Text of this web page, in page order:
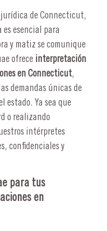
de Connecticut,
esencial para
y matiz se comunique
ofrece interpretación
en Connecticut,
demandas únicas de
estado. Ya sea que
o realizando
intérpretes
confidenciales y
para tus
en